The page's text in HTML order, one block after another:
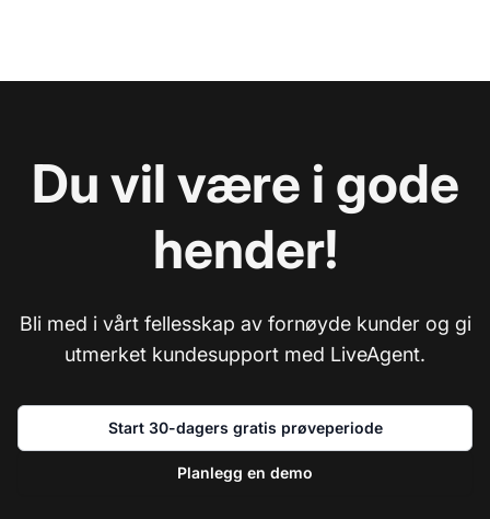
Du vil være i gode
hender!
Bli med i vårt fellesskap av fornøyde kunder og gi
utmerket kundesupport med LiveAgent.
Start 30-dagers gratis prøveperiode
Planlegg en demo